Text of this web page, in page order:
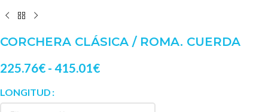
CORCHERA CLÁSICA / ROMA. CUERDA
225.76€ - 415.01€
LONGITUD